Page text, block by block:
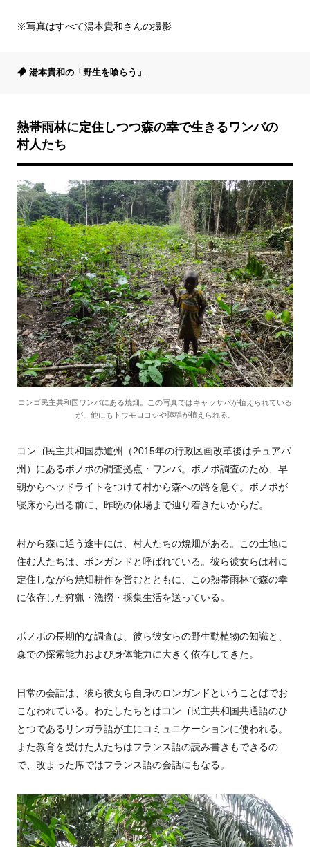
※写真はすべて湯本貴和さんの撮影
湯本貴和の「野生を喰らう」
熱帯雨林に定住しつつ森の幸で生きるワンバの
村人たち
コンゴ民主共和国ワンバにある焼畑。この写真ではキャッサバが植えられている
が、他にもトウモロコシや陸稲が植えられる。
コンゴ民主共和国赤道州（2015年の行政区画改革後はチュアパ
州）にあるボノボの調査拠点・ワンバ。ボノボ調査のため、早
朝からヘッドライトをつけて村から森への路を急ぐ。ボノボが
寝床から出る前に、昨晩の休場まで辿り着きたいからだ。
村から森に通う途中には、村人たちの焼畑がある。この土地に
住む人たちは、ボンガンドと呼ばれている。彼ら彼女らは村に
定住しながら焼畑耕作を営むとともに、この熱帯雨林で森の幸
に依存した狩猟・漁撈・採集生活を送っている。
ボノボの長期的な調査は、彼ら彼女らの野生動植物の知識と、
森での探索能力および身体能力に大きく依存してきた。
日常の会話は、彼ら彼女ら自身のロンガンドということばでお
こなわれている。わたしたちとはコンゴ民主共和国共通語のひ
とつであるリンガラ語が主にコミュニケーションに使われる。
また教育を受けた人たちはフランス語の読み書きもできるの
で、改まった席ではフランス語の会話にもなる。